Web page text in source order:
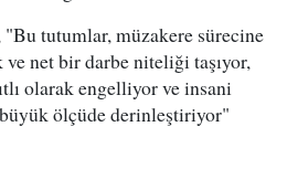
"Bu tutumlar, müzakere sürecine
ve net bir darbe niteliği taşıyor,
olarak engelliyor ve insani
ölçüde derinleştiriyor"